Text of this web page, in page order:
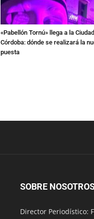
«Pabellón Tornú» llega a la
Córdoba: dónde se realizará la
puesta
SOBRE
Director Periodístico: